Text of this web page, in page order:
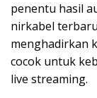
penentu hasil
nirkabel
menghadirkan
cocok untuk
live streaming.